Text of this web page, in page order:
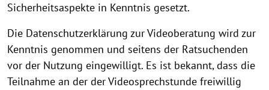
Sicherheitsaspekte in Kenntnis gesetzt.
Die Datenschutzerklärung zur Videoberatung wird zur
Kenntnis genommen und seitens der Ratsuchenden
vor der Nutzung eingewilligt. Es ist bekannt, dass die
Teilnahme an der der Videosprechstunde freiwillig